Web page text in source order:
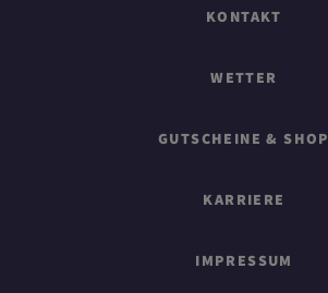
KONTAKT
WETTER
GUTSCHEINE & SHOP
KARRIERE
IMPRESSUM